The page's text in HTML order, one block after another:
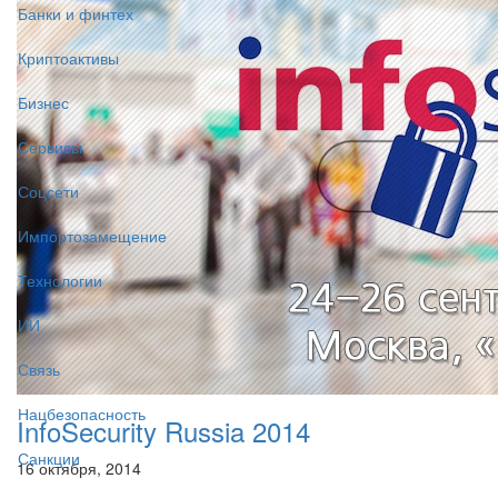
Банки и финтех
Криптоактивы
Бизнес
Сервисы
Соцсети
Импортозамещение
Технологии
ИИ
Связь
Нацбезопасность
Санкции
InfoSecurity Russia 2014
16 октября, 2014